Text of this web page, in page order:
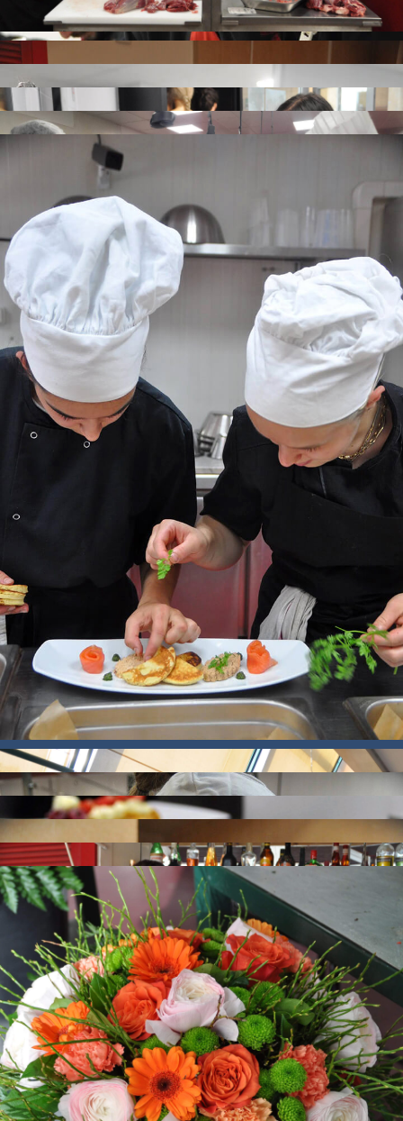
Mairie de Cannes
1 Place Bernard Cornut-Gentille
CS 30140
06414 Cedex Cannes
Standard : 04 97 06 40 00
Lun - vend : 7h30 - 19h30 | Sam : 7h30 - 13h30